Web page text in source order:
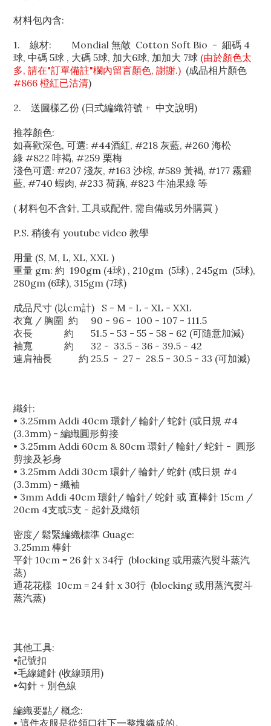
材料包內含:
1. 線材:
Mondial 無敵 Cotton Soft Bio - 細碼 4
球, 中碼 5球 , 大碼 5球, 加大6球, 加加大 7球 (由於顏色太
多, 請在"訂單備註"欄內留言顏色, 謝謝.) (成品相片顏色
#866 橙紅已沽清)
2. 送圖樣乙份 (日式編織符號 + 中文說明)
推荐顏色:
如喜歡深色, 可選: #44酒紅, #218 灰藍, #260 海松
綠 #822 啡褐, #259 栗梅
淺色可選: #207 淺灰, #163 沙棕, #589 黃褐, #177 霧霾
藍, #740 蝦肉, #233 荷藕, #823 牛油果綠 等
( 材料包不含針, 工具或配件, 需自備或另外購買 )
P.S. 稍後有 youtube video 教學
用量 (S, M, L, XL, XXL )
重量 gm: 約 190gm (4球) , 210gm (5球) , 245gm (5球),
280gm (6球), 315gm (7球)
成品尺寸 (以cm計) S - M - L - XL - XXL
衣寬 / 胸圍 約
90 - 96 - 100 - 107 - 111.5
衣長 約
51.5 - 53 - 55 - 58 - 62 (可隨意加減)
袖寬 約
32 - 33.5 - 36 - 39.5 - 42
連肩袖長
約 25.5 - 27 - 28.5 - 30.5 - 33 (可加減)
織針:
• 3.25mm Addi 40cm 環針/ 輪針/ 蛇針 (或日規 #4
(3.3mm) - 編織圓形剪接
• 3.25mm Addi 60cm & 80cm 環針/ 輪針/ 蛇針 - 圓形
剪接及衫身
• 3.25mm Addi 30cm 環針/ 輪針/ 蛇針 (或日規 #4
(3.3mm) - 織袖
• 3mm Addi 40cm 環針/ 輪針/ 蛇針 或 直棒針 15cm /
20cm 4支或5支 - 起針及織領
密度/ 鬆緊編織標準 Guage:
3.25mm 棒針
平針 10cm = 26 針 x 34行 (blocking 或用蒸汽熨斗蒸汽
蒸)
通花花樣 10cm = 24 針 x 30行 (blocking 或用蒸汽熨斗
蒸汽蒸)
其他工具:
•記號扣
•毛線縫針 (收線頭用)
•勾針 + 別色線
編織要點/ 概念:
• 這件衣服是從領口往下一整塊織成的。